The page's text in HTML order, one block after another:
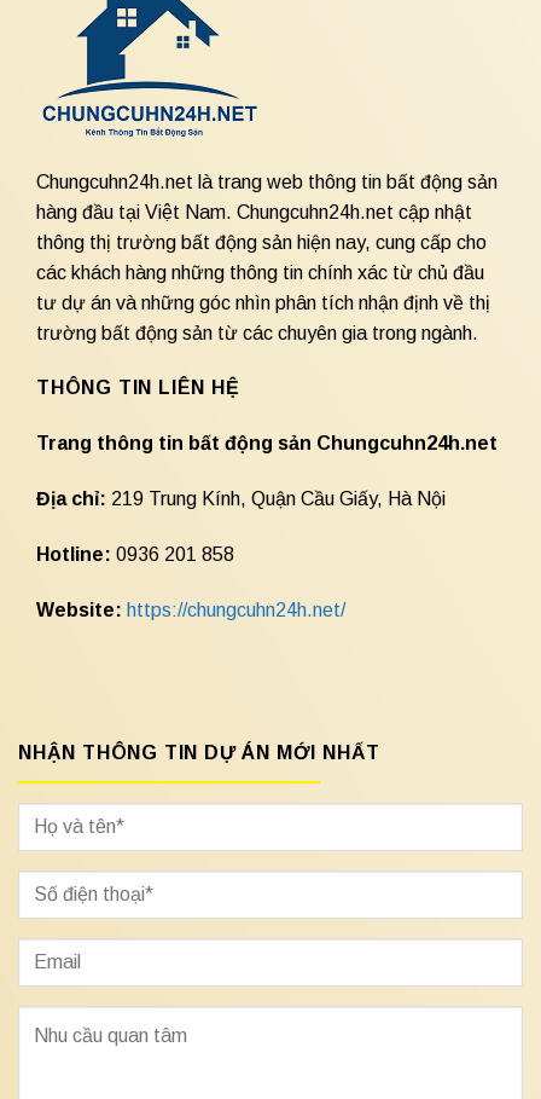
Chungcuhn24h.net là trang web thông tin bất động sản
hàng đầu tại Việt Nam. Chungcuhn24h.net cập nhật
thông thị trường bất động sản hiện nay, cung cấp cho
các khách hàng những thông tin chính xác từ chủ đầu
tư dự án và những góc nhìn phân tích nhận định về thị
trường bất động sản từ các chuyên gia trong ngành.
THÔNG TIN LIÊN HỆ
Trang thông tin bất động sản Chungcuhn24h.net
Địa chỉ: 219 Trung Kính, Quận Cầu Giấy, Hà Nội
Hotline: 0936 201 858
Website: https://chungcuhn24h.net/
NHẬN THÔNG TIN DỰ ÁN MỚI NHẤT